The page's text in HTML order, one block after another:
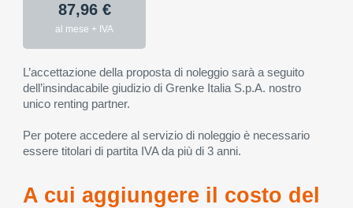
87,96 €
al mese + IVA
L’accettazione della proposta di noleggio sarà a seguito
dell’insindacabile giudizio di Grenke Italia S.p.A. nostro
unico renting partner.
Per potere accedere al servizio di noleggio è necessario
essere titolari di partita IVA da più di 3 anni.
A cui aggiungere il costo del